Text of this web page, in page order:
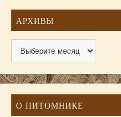
АРХИВЫ
О ПИТОМНИКЕ